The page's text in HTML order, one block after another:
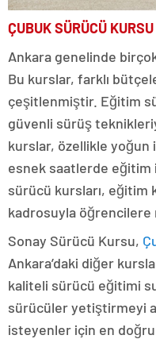
ÇUBUK SÜRÜCÜ
Ankara genelinde
Bu kurslar, farklı
çeşitlenmiştir. Eğitim
güvenli sürüş
kurslar, özellikle
esnek saatlerde eğitim
sürücü kursları, eğitim
kadrosuyla öğrencilere
Sonay Sürücü Kursu,
Ankara’daki diğer
kaliteli sürücü eğitimi
sürücüler yetiştirmeyi
isteyenler için en